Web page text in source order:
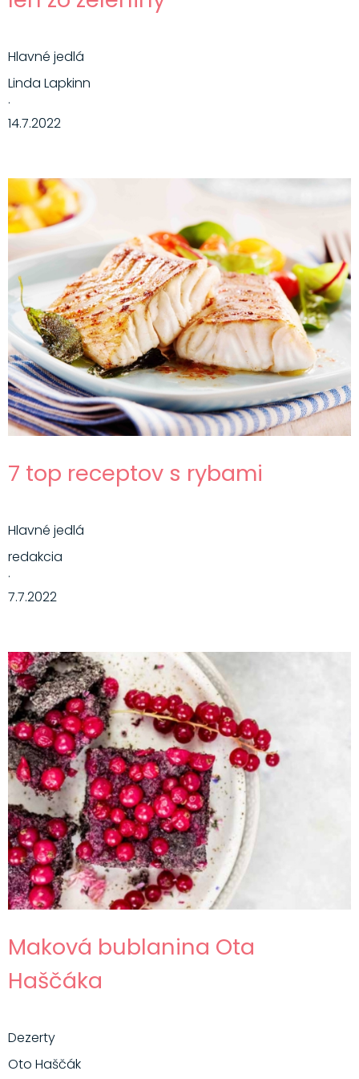
Hlavné jedlá
Linda Lapkinn
·
14.7.2022
7 top receptov s rybami
Hlavné jedlá
redakcia
·
7.7.2022
Maková bublanina Ota
Haščáka
Dezerty
Oto Haščák